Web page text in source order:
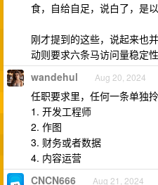
食，自给自足，说白了，是
刚才提到的这些，说起来也
动则要求六条马访问量稳定性
wandehul Aug 20, 2024
任职要求里，任何一条单独
1. 开发工程师
2. 作图
3. 财务或者数据
4. 内容运营
CNCN666 Aug 21, 2024